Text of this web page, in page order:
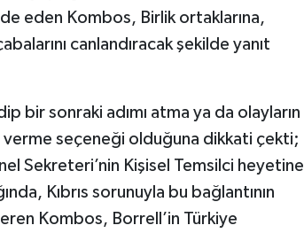
eden Kombos, Birlik ortaklarına,
canlandıracak şekilde yanıt
bir sonraki adımı atma ya da olayların
seçeneği olduğuna dikkati çekti;
Sekreteri’nin Kişisel Temsilci heyetine
Kıbrıs sorunuyla bu bağlantının
Kombos, Borrell’in Türkiye